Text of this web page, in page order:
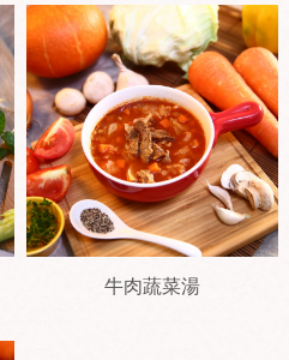
牛肉蔬菜湯